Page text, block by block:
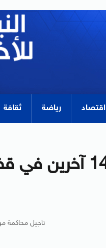
اقتصاد رياضة ثقافة
تأجيل محاكمة مرسي